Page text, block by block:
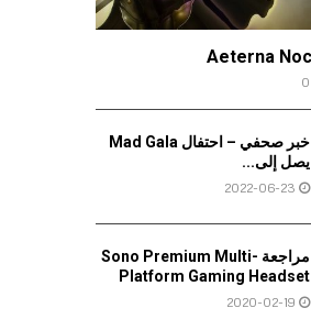
0
خبر صحفي – احتفال Mad Gala
يصل إلى...
2022-06-23
مراجعة Sono Premium Multi-
Platform Gaming Headset
2020-02-19